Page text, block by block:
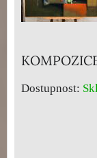
Dostupnost: